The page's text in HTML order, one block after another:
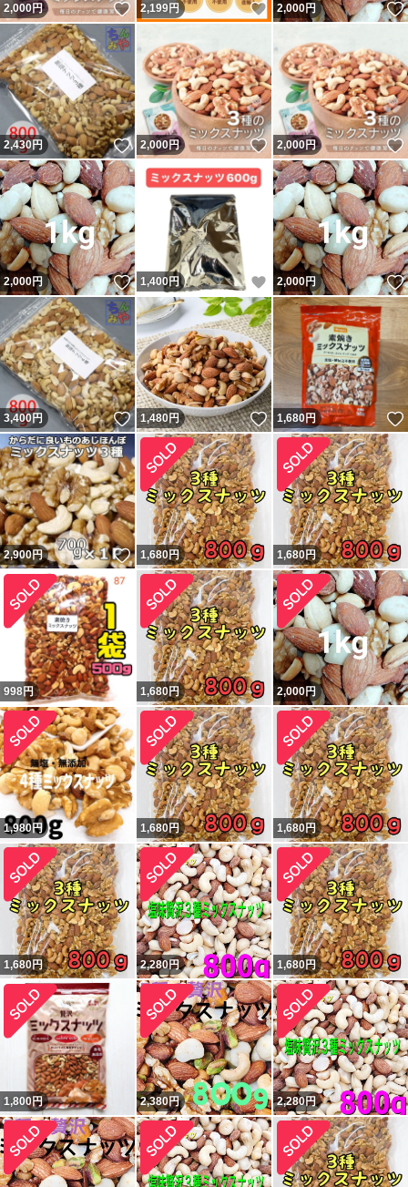
2,000円 いいね！
2,199円 いいね！
2,000円
2,430円 いいね！
2,000円 いいね！
2,000円
2,000円 いいね！
1,400円 いいね！
2,000円
3,400円 いいね！
1,480円 いいね！
1,680円
2,900円 いいね！
1,680円 1,680円
998円 1,680円 2,000円
1,980円 1,680円 1,680円
1,680円 2,280円 1,680円
1,800円 2,380円 2,280円